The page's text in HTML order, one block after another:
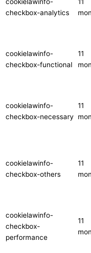
checkbox-analytics
cookielawinfo-
checkbox-functional
11
cookielawinfo-
checkbox-necessary
11
cookielawinfo-
checkbox-others
11
cookielawinfo-
checkbox-
performance
11